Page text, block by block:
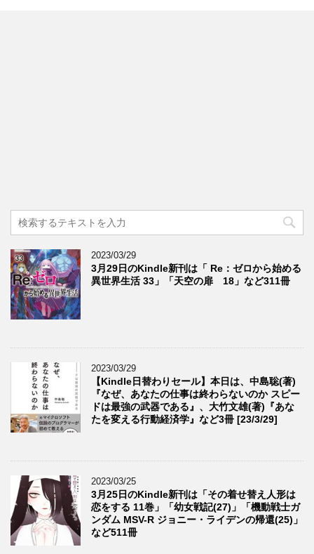
2023/03/29
3月29日のKindle新刊は「 Re：ゼロから始める
異世界生活 33」「天空の扉 18」など311冊
2023/03/29
【Kindle日替わりセール】本日は、中島聡(著)
『なぜ、あなたの仕事は終わらないのか スピー
ドは最強の武器である』、大竹文雄(著)『あな
たを変える行動経済学』など3冊 [23/3/29]
2023/03/25
3月25日のKindle新刊は「その着せ替え人形は
恋をする 11巻」「幼女戦記(27)」「機動戦士ガ
ンダム MSV-R ジョニー・ライデンの帰還(25)」
など511冊